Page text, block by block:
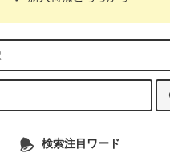
検索注目ワード